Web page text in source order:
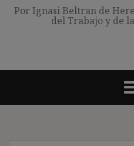
Por Ignasi Beltran de
del Trabajo y de